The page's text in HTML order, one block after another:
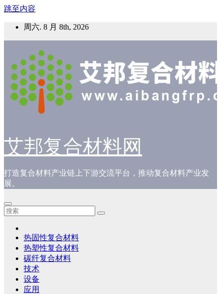
跳至内容
周六. 8 月 8th, 2026
艾邦复合材料网
打造复合材料产业链上下游交流平台，推动复合材料产业发
展。
热固性复合材料
热塑性复合材料
碳纤复合材料
技术
设备
应用